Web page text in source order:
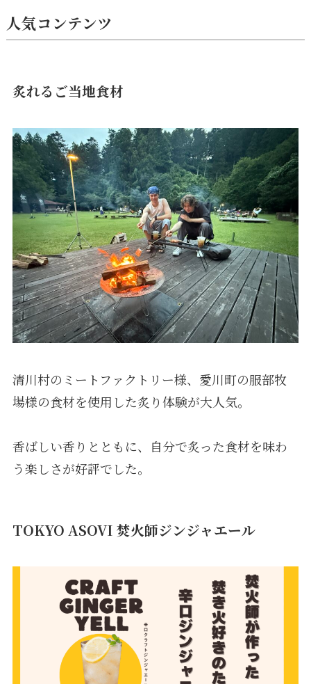
人気コンテンツ
炙れるご当地食材
清川村のミートファクトリー様、愛川町の服部牧
場様の食材を使用した炙り体験が大人気。
香ばしい香りとともに、自分で炙った食材を味わ
う楽しさが好評でした。
TOKYO ASOVI 焚火師ジンジャエール